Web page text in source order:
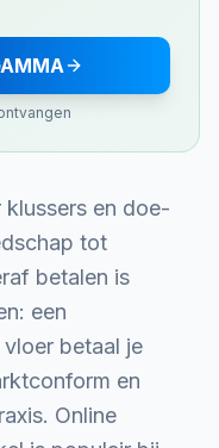
en doe-
tot
betalen is
een
betaal je
en
Online